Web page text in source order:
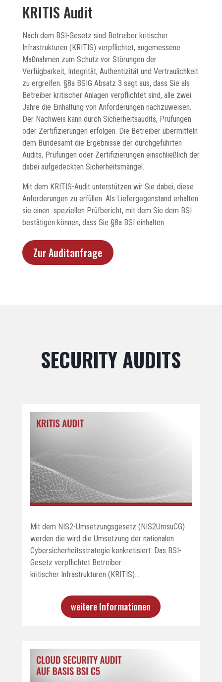
KRITIS Audit
Nach dem BSI-Gesetz sind Betreiber kritischer
Infrastrukturen (KRITIS) verpflichtet, angemessene
Maßnahmen zum Schutz vor Störungen der
Verfügbarkeit, Integrität, Authentizität und Vertraulichkeit
zu ergreifen. §8a BSIG Absatz 3 sagt aus, dass Sie als
Betreiber kritischer Anlagen verpflichtet sind, alle zwei
Jahre die Einhaltung von Anforderungen nachzuweisen.
Der Nachweis kann durch Sicherheitsaudits, Prüfungen
oder Zertifizierungen erfolgen. Die Betreiber übermitteln
dem Bundesamt die Ergebnisse der durchgeführten
Audits, Prüfungen oder Zertifizierungen einschließlich der
dabei aufgedeckten Sicherheitsmängel.
Mit dem KRITIS-Audit unterstützen wir Sie dabei, diese
Anforderungen zu erfüllen. Als Liefergegenstand erhalten
sie einen speziellen Prüfbericht, mit dem Sie dem BSI
bestätigen können, dass Sie §8a BSI einhalten.
Zur Auditanfrage
SECURITY AUDITS
Mit dem NIS2-Umsetzungsgesetz (NIS2UmsuCG)
werden die wird die Umsetzung der nationalen
Cybersicherheitsstrategie konkretisiert. Das BSI-
Gesetz verpflichtet Betreiber
kritischer Infrastrukturen (KRITIS)…
weitere Informationen